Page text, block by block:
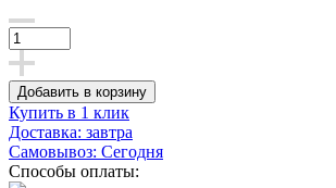
Добавить в корзину
Купить в 1 клик
Доставка: завтра
Самовывоз: Сегодня
Способы оплаты: